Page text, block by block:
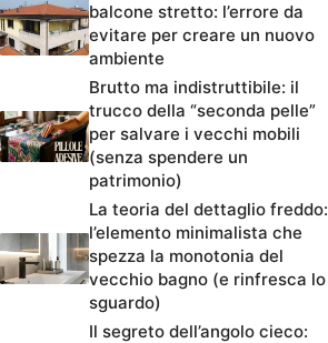
balcone stretto: l’errore da
evitare per creare un nuovo
ambiente
Brutto ma indistruttibile: il
trucco della “seconda pelle”
per salvare i vecchi mobili
(senza spendere un
patrimonio)
La teoria del dettaglio freddo:
l’elemento minimalista che
spezza la monotonia del
vecchio bagno (e rinfresca lo
sguardo)
Il segreto dell’angolo cieco: